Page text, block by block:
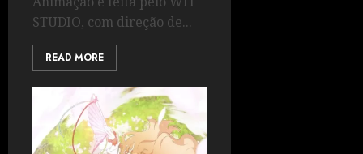
STUDIO, com direção de...
READ MORE